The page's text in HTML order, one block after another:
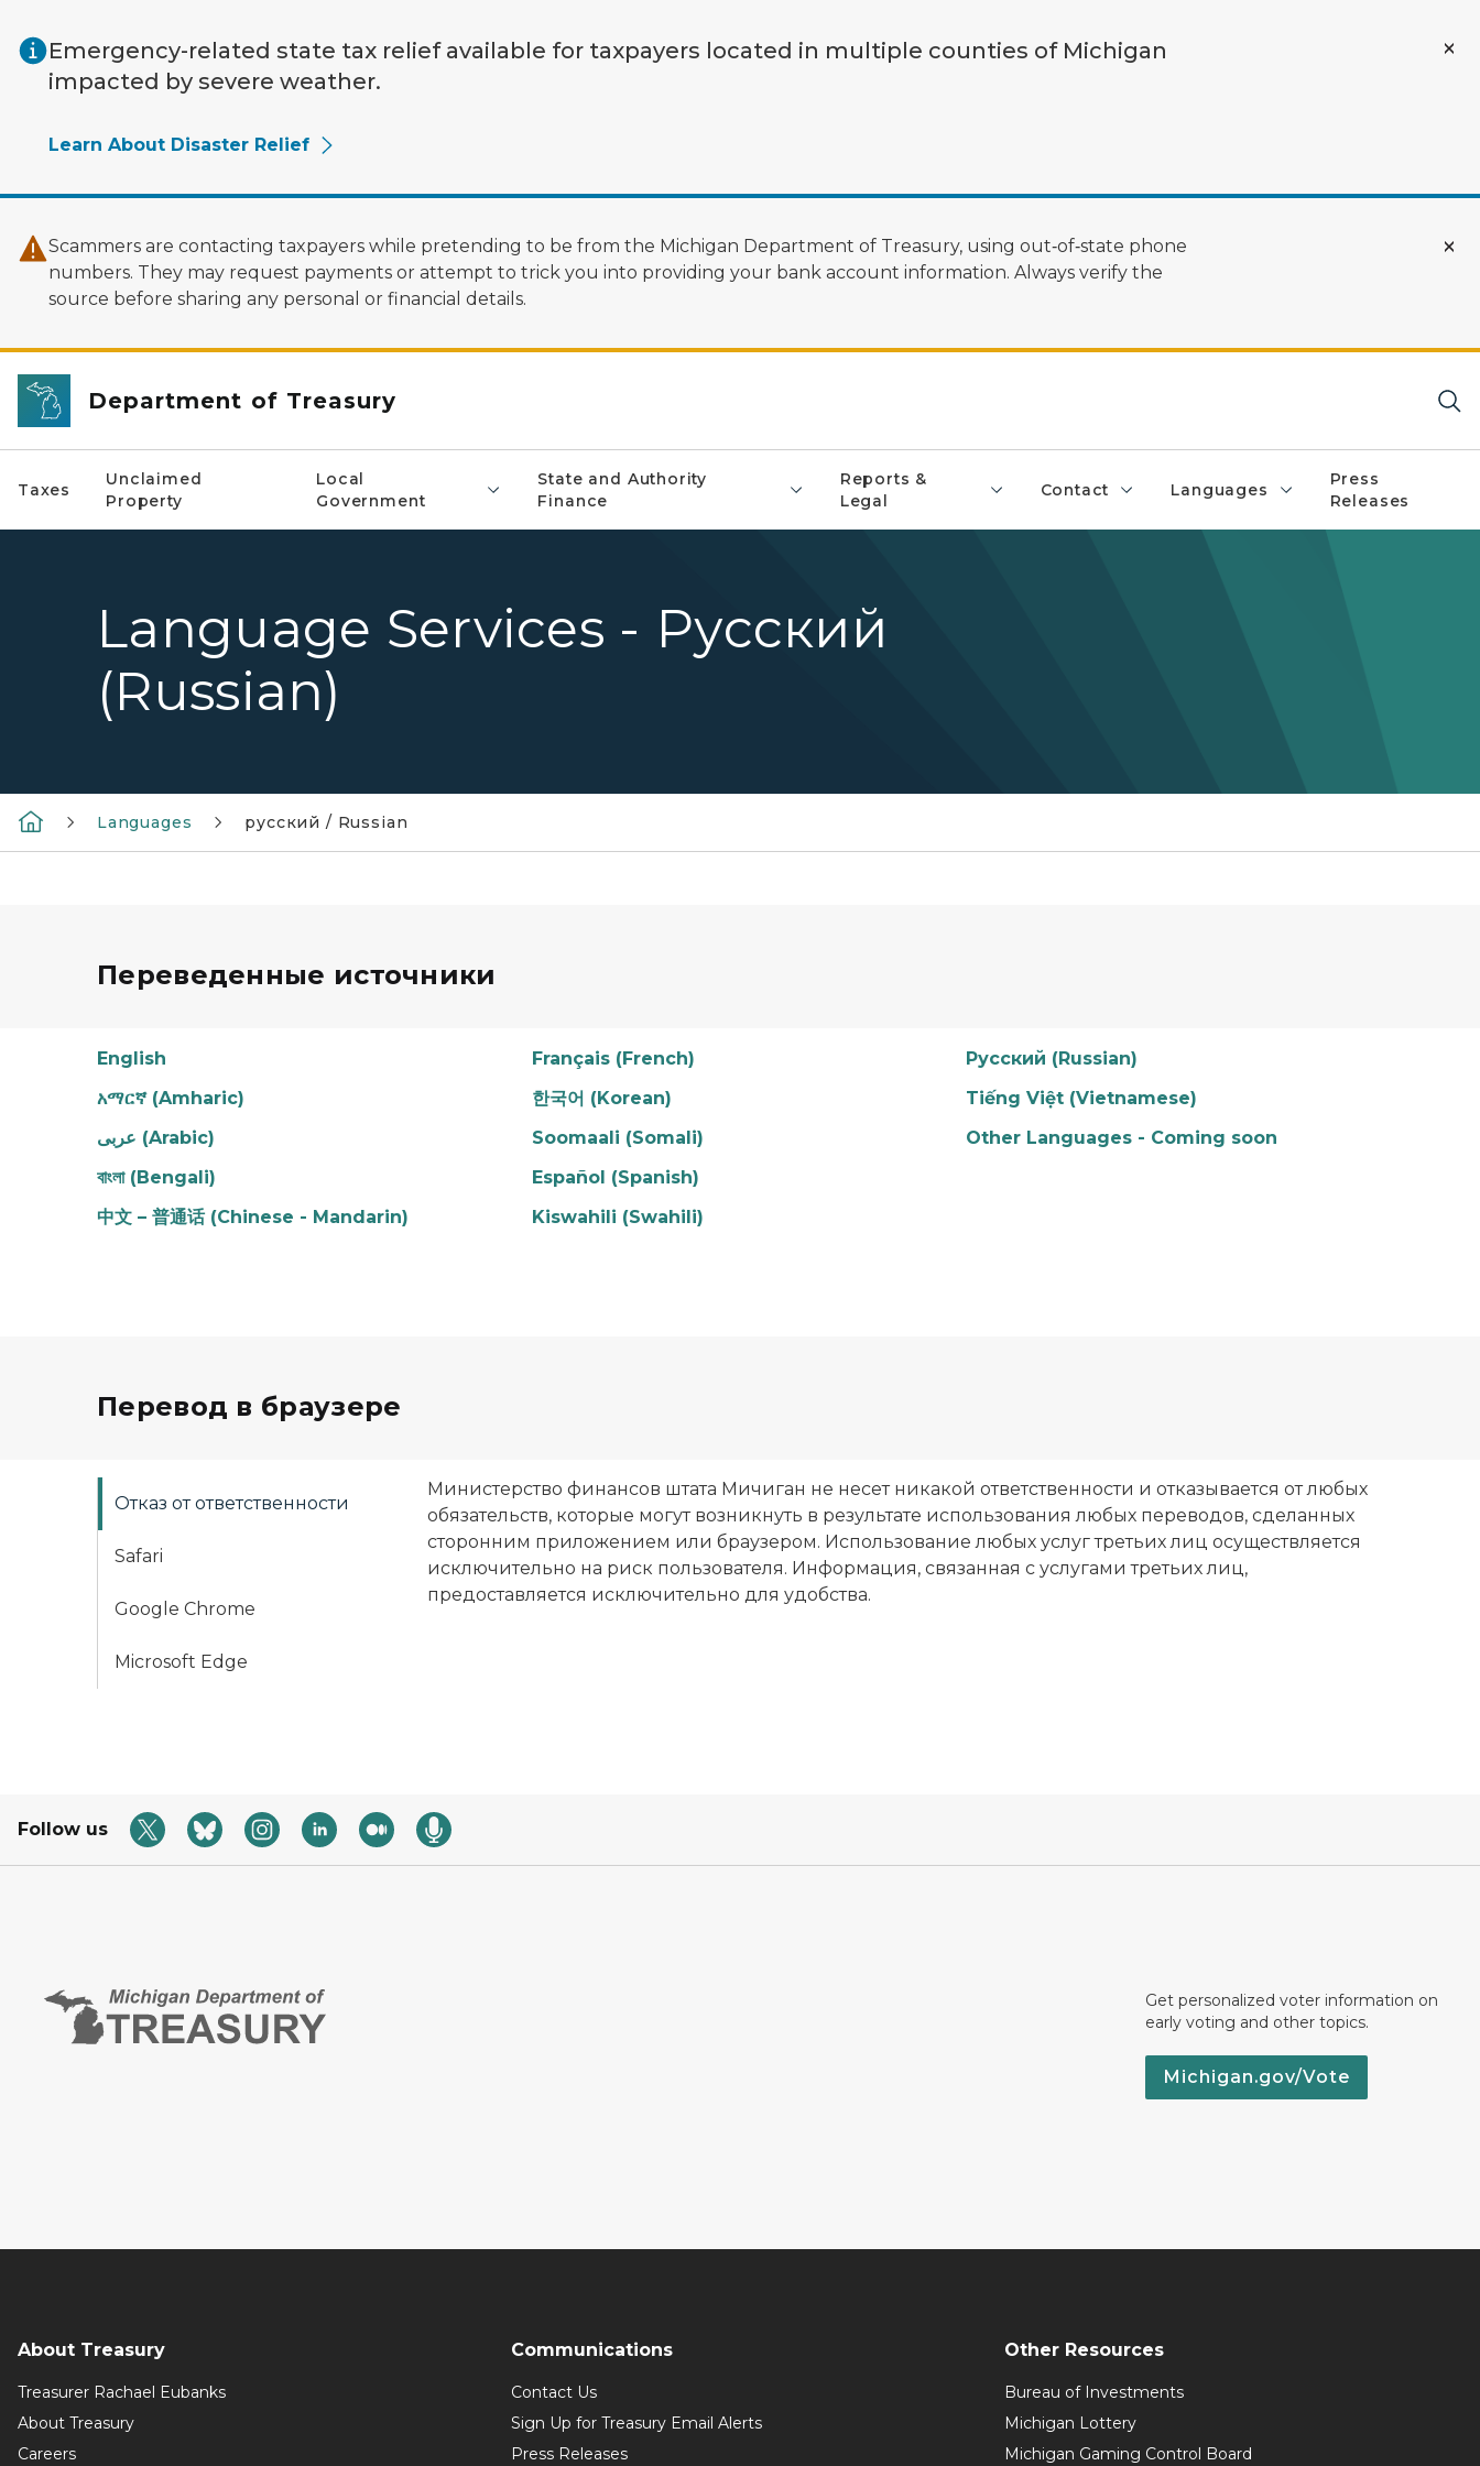
Emergency-related state tax relief available for taxpayers located in multiple counties of Michigan
impacted by severe weather.
Learn About Disaster Relief
Scammers are contacting taxpayers while pretending to be from the Michigan Department of Treasury, using out‑of‑state phone
numbers. They may request payments or attempt to trick you into providing your bank account information. Always verify the
source before sharing any personal or financial details.
Department of Treasury
Taxes
Unclaimed
Property
Local
Government
State and Authority
Finance
Reports &
Legal
Contact Languages
Press
Releases
Language Services - Русский
(Russian)
Languages русский / Russian
Переведенные источники
English
አማርኛ (Amharic)
عربى (Arabic)
বাংলা (Bengali)
中文 – 普通话 (Chinese - Mandarin)
Français (French)
한국어 (Korean)
Soomaali (Somali)
Español (Spanish)
Kiswahili (Swahili)
Русский (Russian)
Tiếng Việt (Vietnamese)
Other Languages - Coming soon
Перевод в браузере
Отказ от ответственности
Safari
Google Chrome
Microsoft Edge
Министерство финансов штата Мичиган не несет никакой ответственности и отказывается от любых
обязательств, которые могут возникнуть в результате использования любых переводов, сделанных
сторонним приложением или браузером. Использование любых услуг третьих лиц осуществляется
исключительно на риск пользователя. Информация, связанная с услугами третьих лиц,
предоставляется исключительно для удобства.
Follow us
Get personalized voter information on
early voting and other topics.
Michigan.gov/Vote
About Treasury
Treasurer Rachael Eubanks
About Treasury
Careers
Communications
Contact Us
Sign Up for Treasury Email Alerts
Press Releases
Other Resources
Bureau of Investments
Michigan Lottery
Michigan Gaming Control Board